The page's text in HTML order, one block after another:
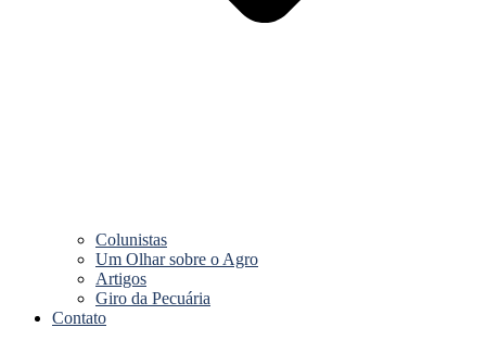
Colunistas
Um Olhar sobre o Agro
Artigos
Giro da Pecuária
Contato